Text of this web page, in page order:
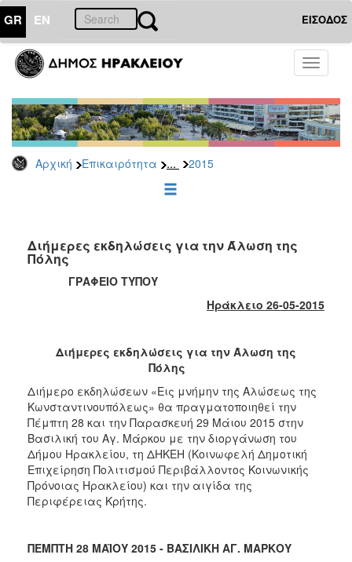
GR EN ΕΙΣΟΔΟΣ
Toggle
Αρχική Επικαιρότητα ... 2015
ΕΠΙΚΑΙΡΟΤΗΤΑ
Τύπου
Αρχείο
2026
2025
2022
2021
2020
2017
2015
2013
2012
2011
2010
Διήμερες εκδηλώσεις για την Άλωση της
Πόλης
ΓΡΑΦΕΙΟ ΤΥΠΟΥ
Ηράκλειο 26-05-2015
Διήμερες εκδηλώσεις για την Άλωση της
Πόλης
Διήμερο εκδηλώσεων «Εις μνήμην της Αλώσεως της
Κωνσταντινουπόλεως» θα πραγματοποιηθεί την
Πέμπτη 28 και την Παρασκευή 29 Μάιου 2015 στην
Βασιλική του Αγ. Μάρκου με την διοργάνωση του
Δήμου Ηρακλείου, τη ΔΗΚΕΗ (Κοινωφελή Δημοτική
Επιχείρηση Πολιτισμού Περιβάλλοντος Κοινωνικής
Πρόνοιας Ηρακλείου) και την αιγίδα της
Περιφέρειας Κρήτης.
ΠΕΜΠΤΗ 28 ΜΑΪΟΥ 2015 - ΒΑΣΙΛΙΚΗ ΑΓ. ΜΑΡΚΟΥ